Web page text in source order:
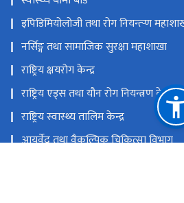
इपिडिमियोलोजी तथा रोग नियन्त्र्‍ण
नर्सिङ्ग तथा सामाजिक सुरक्षा महाशाखा
राष्ट्रिय क्षयरोग केन्द्र
राष्ट्रिय एड्स तथा यौन रोग नियन्त्रण केन्द्र
राष्ट्रिय स्वास्थ्य तालिम केन्द्र
आयुर्वेद तथा वैकल्पिक चिकित्सा विभाग